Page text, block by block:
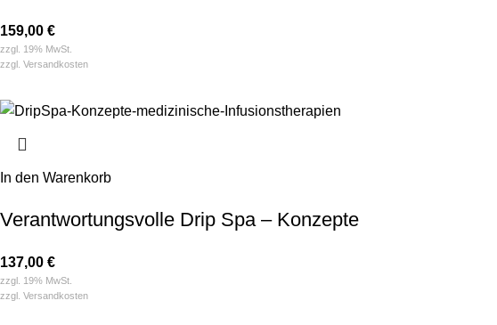
159,00 €
zzgl. 19% MwSt.
zzgl. Versandkosten
In den Warenkorb
Verantwortungsvolle Drip Spa – Konzepte
137,00 €
zzgl. 19% MwSt.
zzgl. Versandkosten